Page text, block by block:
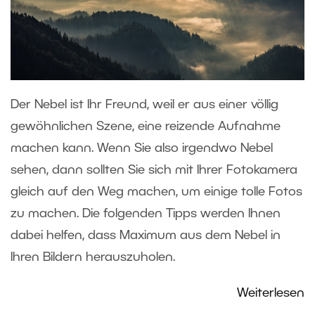
Der Nebel ist Ihr Freund, weil er aus einer völlig
gewöhnlichen Szene, eine reizende Aufnahme
machen kann. Wenn Sie also irgendwo Nebel
sehen, dann sollten Sie sich mit Ihrer Fotokamera
gleich auf den Weg machen, um einige tolle Fotos
zu machen. Die folgenden Tipps werden Ihnen
dabei helfen, dass Maximum aus dem Nebel in
Ihren Bildern herauszuholen.
Weiterlesen